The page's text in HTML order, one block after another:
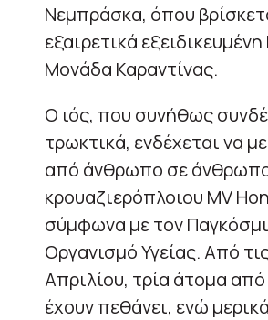
Νεμπράσκα, όπου
εξαιρετικά
Μονάδα Καραντίνας.
Ο ιός, που συνήθως
τρωκτικά, ενδέχεται να
από άνθρωπο σε
κρουαζιερόπλοιου MV
σύμφωνα με τον
Οργανισμό Υγείας. Από τις
Απριλίου, τρία άτομα
έχουν πεθάνει, ενώ